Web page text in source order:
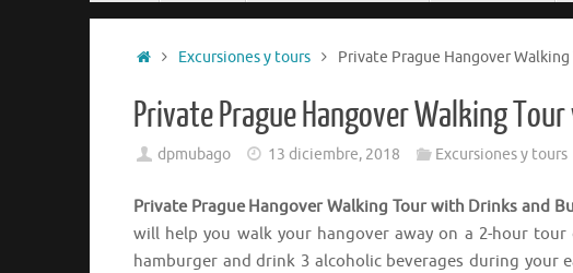
InicioExcursiones y tours Private Prague Hangover
Private Prague Hangover Walking
dpmubago 13 diciembre, 2018 Excursiones y tours
Private Prague Hangover Walking Tour with Drinks and
will help you walk your hangover away on a 2-hour tour
hamburger and drink 3 alcoholic beverages during your